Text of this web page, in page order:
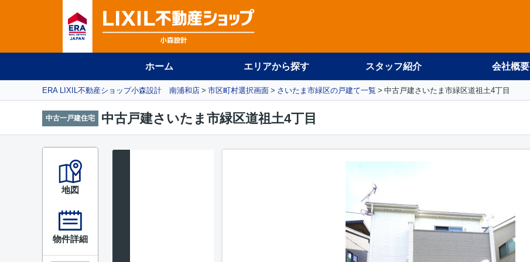
ホーム エリアから探す スタッフ紹介 会社概要
ERA LIXIL不動産ショップ小森設計 南浦和店 市区町村選択画面 さいたま市緑区の戸建て一覧 中古戸建さいたま市緑区道祖土4丁目
中古一戸建住宅 中古戸建さいたま市緑区道祖土4丁目
地図
物件詳細